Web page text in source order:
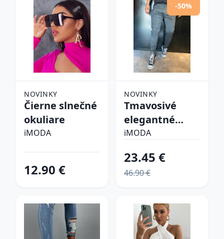
NOVINKY
Čierne slnečné
okuliare
iMODA
12.90 €
-50%
NOVINKY
Tmavosivé
elegantné
nohavice
iMODA
23.45 €
46.90 €